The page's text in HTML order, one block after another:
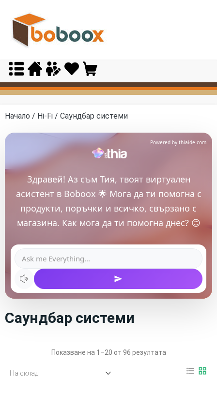
content
Начало / Hi-Fi / Саундбар системи
Powered by thiaide.com
Здравей! Аз съм Тия, твоят виртуален
асистент в Boboox 🌟 Мога да ти помогна с
продукти, поръчки и всичко, свързано с
магазина. Как мога да ти помогна днес? 😊
Саундбар системи
Показване на 1–20 от 96 резултата
format_list_bulleted grid_view